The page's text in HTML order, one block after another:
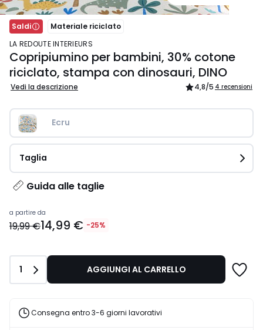
Saldi
Materiale riciclato
LA REDOUTE INTERIEURS
Copripiumino per bambini, 30% cotone
riciclato, stampa con dinosauri, DINO
Vedi la descrizione 4,8/5 4 recensioni
Ecru
Taglia
Guida alle taglie
Prezzo
a
Invece
19,99
a partire da
19,99 €14,99 € -25%
Quantità
1 AGGIUNGI AL CARRELLO
Consegna entro 3-6 giorni lavorativi